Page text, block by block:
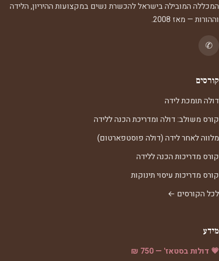
המכללה המובילה בישראל להכשרת נשים במקצועות ההיריון, הלידה
וההורות — מאז 2008.
✆
קורסים
דולה תומכת לידה
קורס משולב: דולה ומדריכת הכנה ללידה
מלווה לאחר לידה (דולה פוסטפארטום)
קורס מדריכות הכנה ללידה
קורס מדריכות עיסוי תינוקות
לכל הקורסים ←
מידע
💗 דולות בסטאז' — 750 ₪